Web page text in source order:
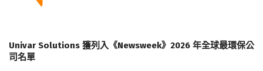
Univar Solutions 獲列入《Newsweek》2026 年全球最環保公
司名單